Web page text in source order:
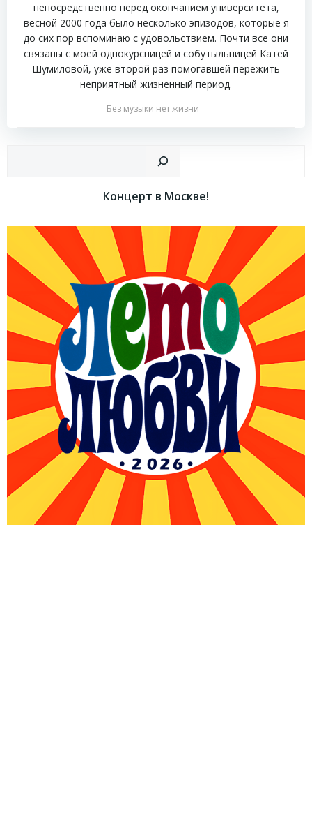
непосредственно перед окончанием университета,
весной 2000 года было несколько эпизодов, которые я
до сих пор вспоминаю с удовольствием. Почти все они
связаны с моей однокурсницей и собутыльницей Катей
Шумиловой, уже второй раз помогавшей пережить
неприятный жизненный период.
Без музыки нет жизни
Концерт в Москве!